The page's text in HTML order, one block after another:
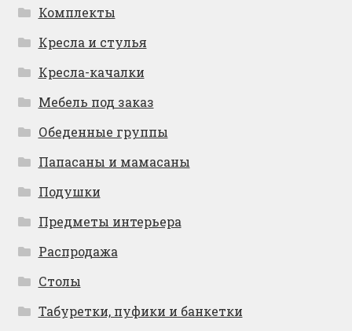
Комплекты
Кресла и стулья
Кресла-качалки
Мебель под заказ
Обеденные группы
Папасаны и мамасаны
Подушки
Предметы интерьера
Распродажа
Столы
Табуретки, пуфики и банкетки